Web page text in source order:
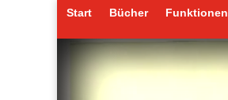
Start Bücher Funktionen
Start Bücher Funktionen